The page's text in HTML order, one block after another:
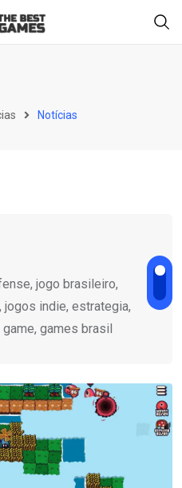
Notícias
jogo brasileiro,
jogos indie, estrategia,
games brasil